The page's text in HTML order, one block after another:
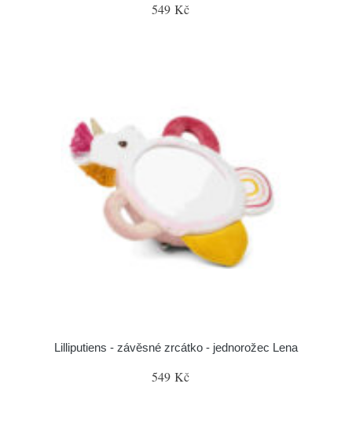
549 Kč
Lilliputiens - závěsné zrcátko - jednorožec Lena
549 Kč